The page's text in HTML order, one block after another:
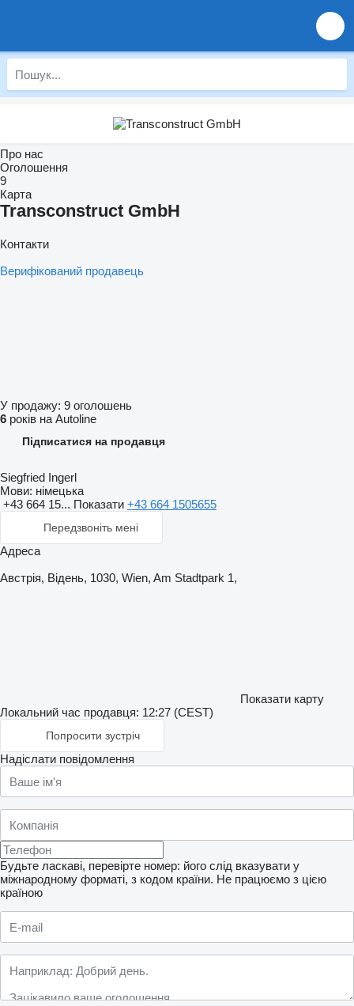
Про нас
Оголошення
9
Карта
Transconstruct GmbH
Контакти
Верифікований продавець
У продажу: 9 оголошень
6 років на Autoline
Підписатися на продавця
Siegfried Ingerl
Мови: німецька
+43 664 15... Показати +43 664 1505655
Передзвоніть мені
Адреса
Австрія, Відень, 1030, Wien, Am Stadtpark 1,
Показати карту
Локальний час продавця: 12:27 (CEST)
Попросити зустріч
Надіслати повідомлення
Будьте ласкаві, перевірте номер: його слід вказувати у
міжнародному форматі, з кодом країни. Не працюємо з цією
країною